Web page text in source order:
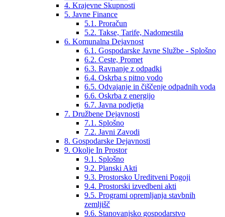
4. Krajevne Skupnosti
5. Javne Finance
5.1. Proračun
5.2. Takse, Tarife, Nadomestila
6. Komunalna Dejavnost
6.1. Gospodarske Javne Službe - Splošno
6.2. Ceste, Promet
6.3. Ravnanje z odpadki
6.4. Oskrba s pitno vodo
6.5. Odvajanje in čiščenje odpadnih voda
6.6. Oskrba z energijo
6.7. Javna podjetja
7. Družbene Dejavnosti
7.1. Splošno
7.2. Javni Zavodi
8. Gospodarske Dejavnosti
9. Okolje In Prostor
9.1. Splošno
9.2. Planski Akti
9.3. Prostorsko Ureditveni Pogoji
9.4. Prostorski izvedbeni akti
9.5. Programi opremljanja stavbnih
zemljišč
9.6. Stanovanjsko gospodarstvo